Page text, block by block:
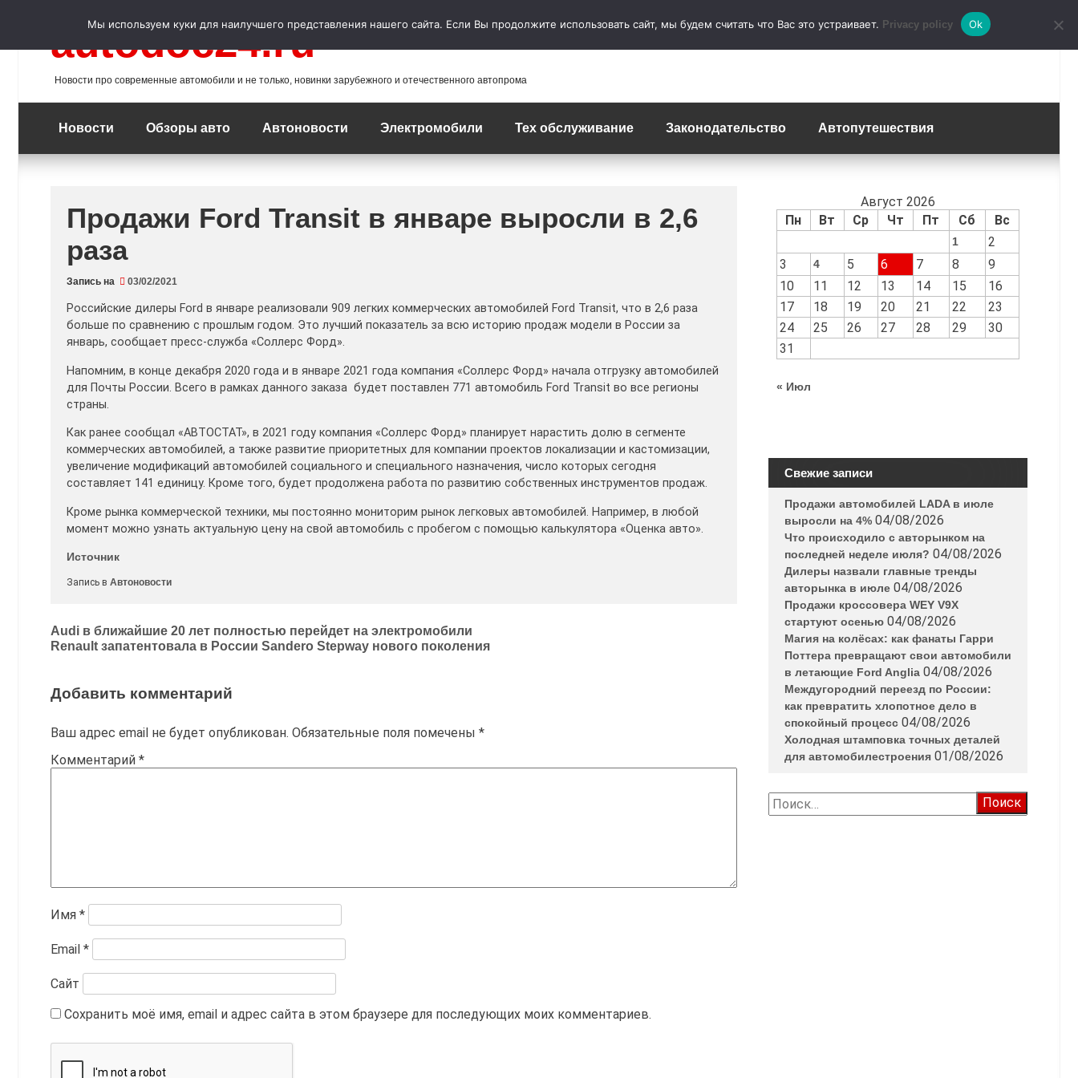
autodoc24.ru
Новости про современные автомобили и не только, новинки зарубежного и отечественного автопрома
Новости Обзоры авто Автоновости Электромобили Тех обслуживание Законодательство Автопутешествия
Продажи Ford Transit в январе выросли в 2,6
раза
Запись на 03/02/2021
Российские дилеры Ford в январе реализовали 909 легких коммерческих автомобилей Ford Transit, что в 2,6 раза
больше по сравнению с прошлым годом. Это лучший показатель за всю историю продаж модели в России за
январь, сообщает пресс-служба «Соллерс Форд».
Напомним, в конце декабря 2020 года и в январе 2021 года компания «Соллерс Форд» начала отгрузку автомобилей
для Почты России. Всего в рамках данного заказа будет поставлен 771 автомобиль Ford Transit во все регионы
страны.
Как ранее сообщал «АВТОСТАТ», в 2021 году компания «Соллерс Форд» планирует нарастить долю в сегменте
коммерческих автомобилей, а также развитие приоритетных для компании проектов локализации и кастомизации,
увеличение модификаций автомобилей социального и специального назначения, число которых сегодня
составляет 141 единицу. Кроме того, будет продолжена работа по развитию собственных инструментов продаж.
Кроме рынка коммерческой техники, мы постоянно мониторим рынок легковых автомобилей. Например, в любой
момент можно узнать актуальную цену на свой автомобиль с пробегом с помощью калькулятора «Оценка авто».
Источник
Запись в Автоновости
Навигация
по
Audi в ближайшие 20 лет полностью перейдет на электромобили
Renault запатентовала в России Sandero Stеpway нового поколения
Добавить комментарий
Ваш адрес email не будет опубликован. Обязательные поля помечены *
Комментарий *
Имя *
Email *
Сайт
Сохранить моё имя, email и адрес сайта в этом браузере для последующих моих комментариев.
Август 2026
Пн
Вт Ср Чт Пт Сб Вс
1
2
3
4 5 6 7 8
9
10
11 12 13 14 15
16
17
18 19 20 21 22
23
24
25 26 27 28 29
30
31
« Июл
Свежие записи
Продажи автомобилей LADA в июле
выросли на 4% 04/08/2026
Что происходило с авторынком на
последней неделе июля? 04/08/2026
Дилеры назвали главные тренды
авторынка в июле 04/08/2026
Продажи кроссовера WEY V9X
стартуют осенью 04/08/2026
Магия на колёсах: как фанаты Гарри
Поттера превращают свои автомобили
в летающие Ford Anglia 04/08/2026
Междугородний переезд по России:
как превратить хлопотное дело в
спокойный процесс 04/08/2026
Холодная штамповка точных деталей
для автомобилестроения 01/08/2026
Найти:
Мы используем куки для наилучшего представления нашего сайта. Если Вы продолжите использовать сайт, мы будем считать что Вас это устраивает. Privacy policy Ok